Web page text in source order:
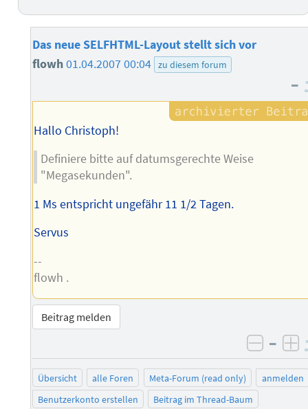
Das neue SELFHTML-Layout stellt sich vor
flowh01.04.2007 00:04 zu diesem forum
–
Hallo Christoph!
Definiere bitte auf datumsgerechte Weise
"Megasekunden".
1 Ms entspricht ungefähr 11 1/2 Tagen.
Servus
--
flowh .
Beitrag melden
–
Übersicht alle Foren Meta-Forum (read only)
anmelden
Benutzerkonto erstellen
Beitrag im Thread-Baum